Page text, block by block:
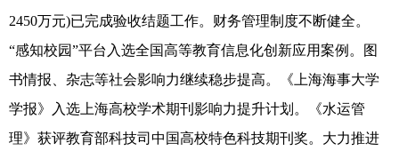
2450万元)已完成验收结题工作。财务管理制度不断健全。
“感知校园”平台入选全国高等教育信息化创新应用案例。图
书情报、杂志等社会影响力继续稳步提高。《上海海事大学
学报》入选上海高校学术期刊影响力提升计划。《水运管
理》获评教育部科技司中国高校特色科技期刊奖。大力推进